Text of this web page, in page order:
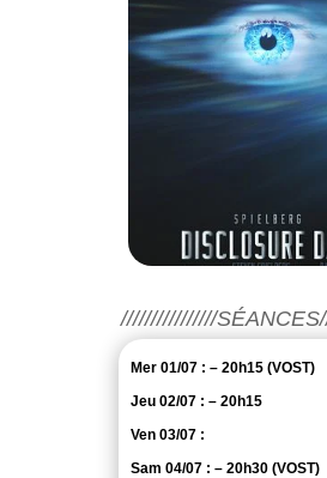
////////////////
Mer 01/07 : – 20h15 (VOST)
Jeu 02/07 : – 20h15
Ven 03/07 :
Sam 04/07 : – 20h30 (VOST)